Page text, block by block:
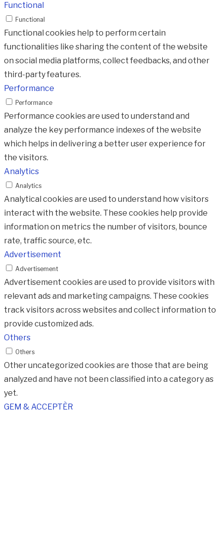
Functional
Functional
Functional cookies help to perform certain
functionalities like sharing the content of the website
on social media platforms, collect feedbacks, and other
third-party features.
Performance
Performance
Performance cookies are used to understand and
analyze the key performance indexes of the website
which helps in delivering a better user experience for
the visitors.
Analytics
Analytics
Analytical cookies are used to understand how visitors
interact with the website. These cookies help provide
information on metrics the number of visitors, bounce
rate, traffic source, etc.
Advertisement
Advertisement
Advertisement cookies are used to provide visitors with
relevant ads and marketing campaigns. These cookies
track visitors across websites and collect information to
provide customized ads.
Others
Others
Other uncategorized cookies are those that are being
analyzed and have not been classified into a category as
yet.
GEM & ACCEPTÈR